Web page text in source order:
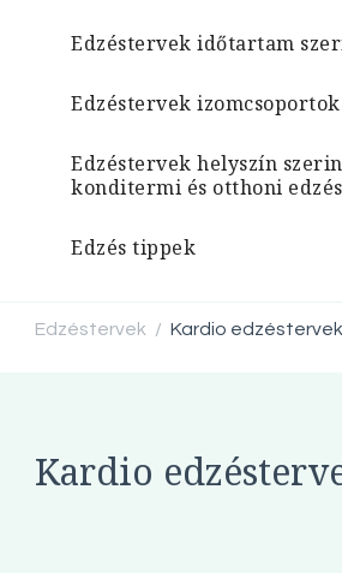
Edzéstervek időtartam
Edzéstervek
Edzéstervek helyszín
konditermi és otthoni
Edzés tippek
Edzéstervek / Kardio edzéstervek
Kardio